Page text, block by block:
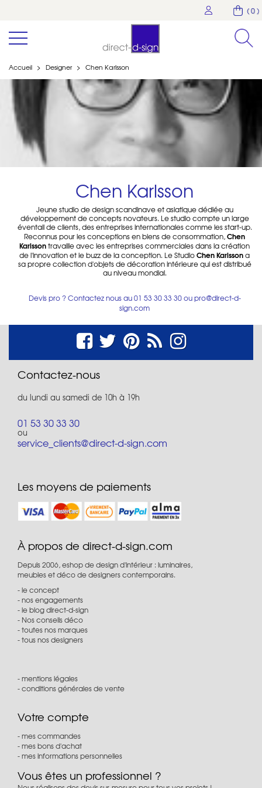
( 0 )
Accueil > Designer > Chen Karlsson
Chen Karlsson
Jeune studio de design scandinave et asiatique dédiée au
développement de concepts novateurs. Le studio compte un large
éventail de clients, des entreprises internationales comme les start-up.
Reconnus pour les conceptions en biens de consommation,Chen
Karlssontravaille avec les entreprises commerciales dans la création
de l'innovation et le buzz de la conception. Le StudioChen Karlssona
sa propre collection d'objets de décoration intérieure qui est distribué
au niveau mondial.
Devis pro ? Contactez nous au01 53 30 33 30oupro@direct-d-
sign.com
Contactez-nous
du lundi au samedi de 10h à 19h
01 53 30 33 30
ou
service_clients@direct-d-sign.com
Les moyens de paiements
À propos de direct-d-sign.com
Depuis 2006, eshop de design d'intérieur : luminaires,
meubles et déco de designers contemporains.
le concept
nos engagements
le blog direct-d-sign
Nos conseils déco
toutes nos marques
tous nos designers
mentions légales
conditions générales de vente
Votre compte
mes commandes
mes bons d'achat
mes informations personnelles
Vous êtes un professionnel ?